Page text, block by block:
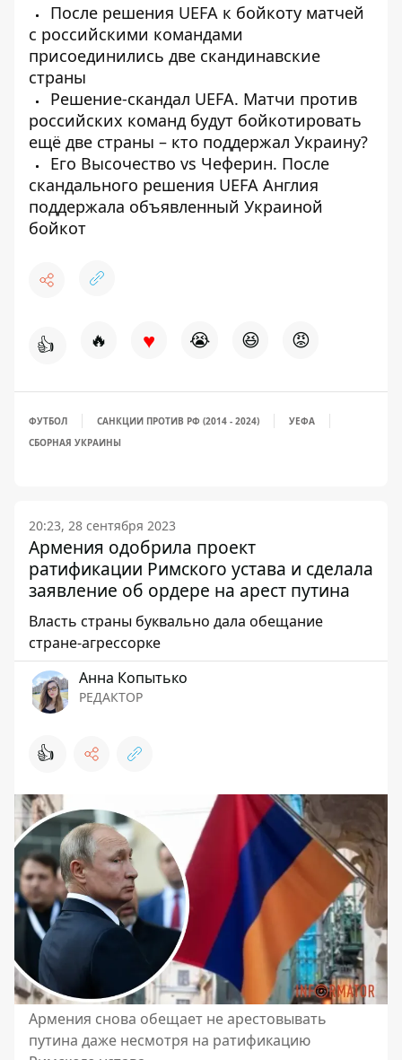
После решения UEFA к бойкоту матчей
с российскими командами
присоединились две скандинавские
страны
Решение-скандал UEFA. Матчи против
российских команд будут бойкотировать
ещё две страны – кто поддержал Украину?
Его Высочество vs Чеферин. После
скандального решения UEFA Англия
поддержала объявленный Украиной
бойкот
👍 🔥 ♥ 😭 😆 😡
ФУТБОЛ САНКЦИИ ПРОТИВ РФ (2014 - 2024)
УЕФА
СБОРНАЯ УКРАИНЫ
20:23, 28 сентября 2023
Армения одобрила проект
ратификации Римского устава и сделала
заявление об ордере на арест путина
Власть страны буквально дала обещание
стране-агрессорке
Анна Копытько
РЕДАКТОР
👍
Армения снова обещает не арестовывать
путина даже несмотря на ратификацию